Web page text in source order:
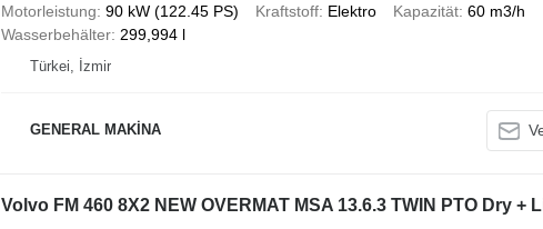
Motorleistung 90 kW (122.45 PS) Kraftstoff Elektro Kapazität 60 m3/h
Wasserbehälter 299,994 l
Türkei, İzmir
GENERAL MAKİNA
Volvo FM 460 8X2 NEW OVERMAT MSA 13.6.3 TWIN PTO Dry +